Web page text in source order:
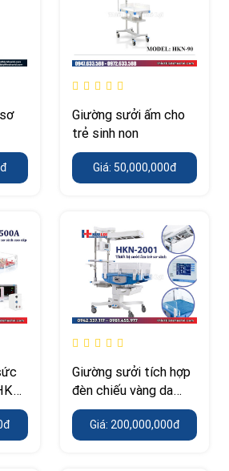
Giường sưởi ấm cho
trẻ sinh non
Giá: 50,000,000đ
Giường sưởi tích hợp
đèn chiếu vàng da
hãng Ningbo David
Giá: 200,000,000đ